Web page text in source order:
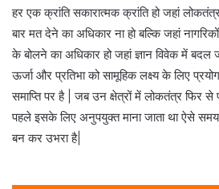
हर एक क्रांति सकारात्मक क्रांति हो जहां
बार मत देने का अधिकार ना हो बल्कि जहां
के बोलने का अधिकार हो जहां ज्ञान विवेक में बदल
ऊर्जा और प्रतिभा को सामूहिक लक्ष्य के लिए
समाप्ति पर है | जब उन क्षेत्रों में लोकतंत्र फिर से
पहले इसके लिए अनुपयुक्त माना जाता था ऐसे
बन कर उभरा है|